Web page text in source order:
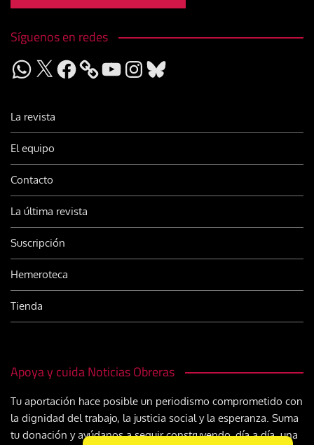
Síguenos en redes
WhatsApp
X Facebook YouTubeInstagram
Bluesky
La revista
El equipo
Contacto
La última revista
Suscripción
Hemeroteca
Tienda
Apoya y cuida Noticias Obreras
Tu aportación hace posible un periodismo comprometido con
la dignidad del trabajo, la justicia social y la esperanza. Suma
tu donación y ayúdanos a seguir construyendo, día a día, una